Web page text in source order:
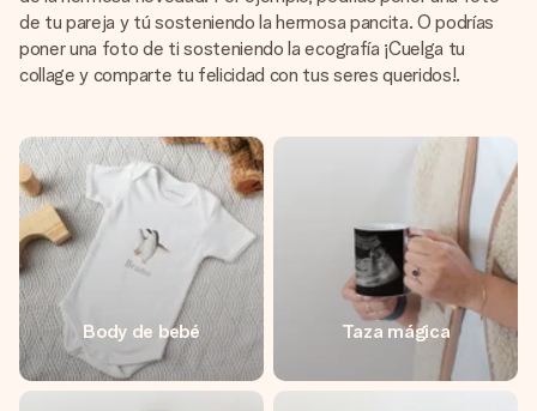
de tu pareja y tú sosteniendo la hermosa pancita. O podrías
poner una foto de ti sosteniendo la ecografía ¡Cuelga tu
collage y comparte tu felicidad con tus seres queridos!.
Body de bebé Taza mágica